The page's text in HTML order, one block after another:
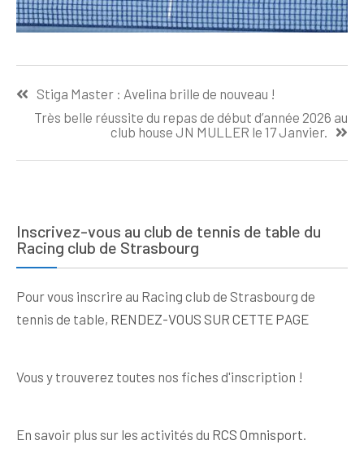
Stiga Master : Avelina brille de nouveau !
Très belle réussite du repas de début d’année 2026 au
club house JN MULLER le 17 Janvier.
Inscrivez-vous au club de tennis de table du
Racing club de Strasbourg
Pour vous inscrire au Racing club de Strasbourg de
tennis de table, RENDEZ-VOUS SUR CETTE PAGE
Vous y trouverez toutes nos fiches d'inscription !
En savoir plus sur les activités du RCS Omnisport